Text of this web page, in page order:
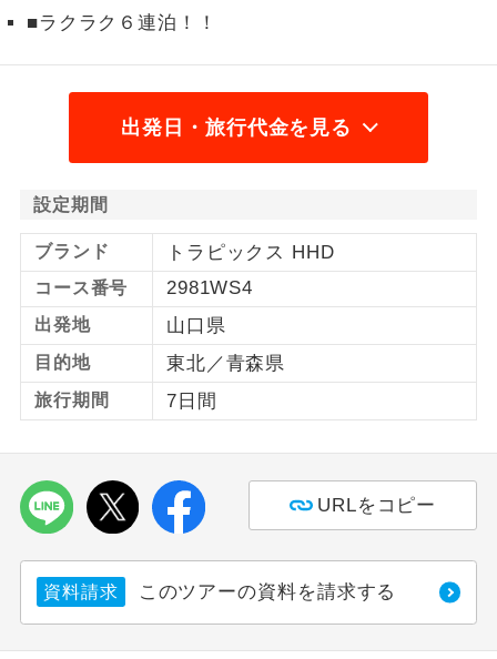
■ラクラク６連泊！！
出発日・旅行代金を見る
設定期間
ブランド トラピックス HHD
コース番号 2981WS4
出発地 山口県
目的地 東北／青森県
旅行期間 7日間
URLをコピー
資料請求 このツアーの資料を請求する
1名様催行
す。
加限定
1名様1室同代
金
1名様1室利用でも追加料金がかからない
コースです。
ご夫婦限定
ご夫婦限定でご参加いただけるコースで
す。
女性限定
女性限定でご参加いただけるコースで
す。
年齢制限あり
航空会社指定
利用航空会社が指定なので、ご出発の計
画にとても便利です。
ホテル指定
ご紹介するホテルを指定したコースで